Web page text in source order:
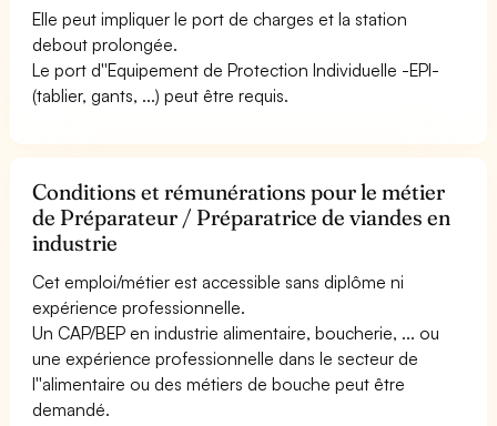
Elle peut impliquer le port de charges et la station
debout prolongée.
Le port d''Equipement de Protection Individuelle -EPI-
(tablier, gants, ...) peut être requis.
Conditions et rémunérations pour le métier
de Préparateur / Préparatrice de viandes en
industrie
Cet emploi/métier est accessible sans diplôme ni
expérience professionnelle.
Un CAP/BEP en industrie alimentaire, boucherie, ... ou
une expérience professionnelle dans le secteur de
l''alimentaire ou des métiers de bouche peut être
demandé.